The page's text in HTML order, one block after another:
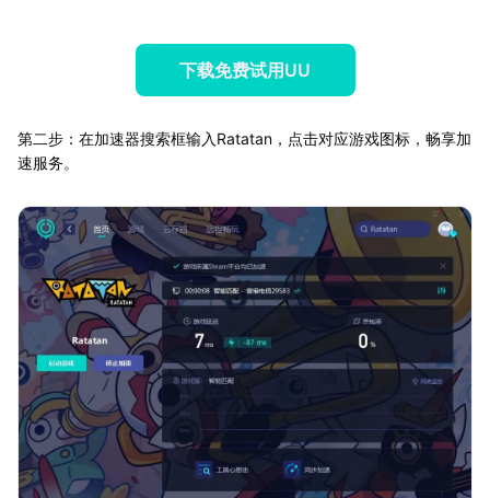
下载免费试用UU
第二步：在加速器搜索框输入Ratatan，点击对应游戏图标，畅享加
速服务。